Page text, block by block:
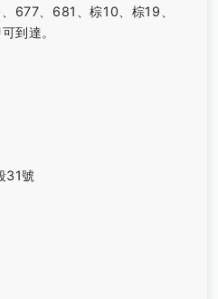
677、681、棕10、棕19、
到達。
31號